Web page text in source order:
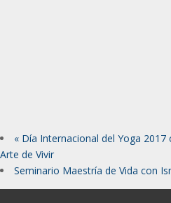
« Día Internacional del Yoga
Arte de Vivir
Seminario Maestría de Vida con